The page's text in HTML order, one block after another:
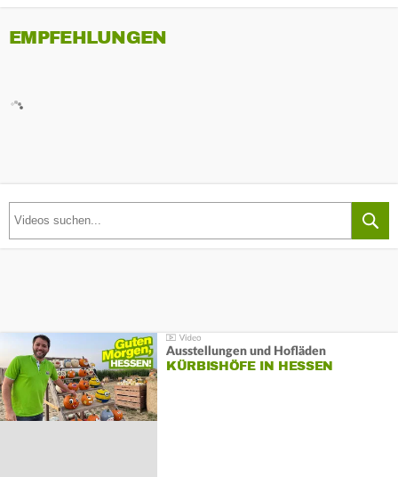
EMPFEHLUNGEN
Ausstellungen und Hofläden
KÜRBISHÖFE IN HESSEN